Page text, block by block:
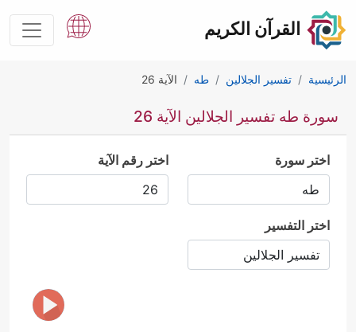
القرآن الكريم
الرئيسية تفسير الجلالين طه الآية 26
سورة طه تفسير الجلالين الآية 26
اختر سورة اختر رقم الآية
اختر التفسير